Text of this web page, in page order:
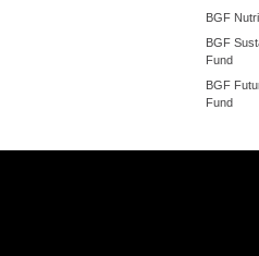
BGF
BGF
Fund
BGF
Fund